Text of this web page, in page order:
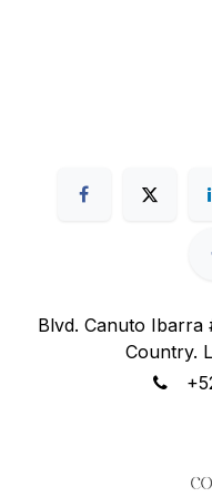
Blvd. Canuto Ibarra
Country.